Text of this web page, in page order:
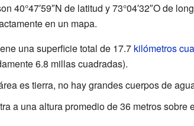
40°47′59″N de latitud y 73°04′32″O de
en un mapa.
una superficie total de 17.7 kilómetros
6.8 millas cuadradas).
es tierra, no hay grandes cuerpos de
a una altura promedio de 36 metros sobre